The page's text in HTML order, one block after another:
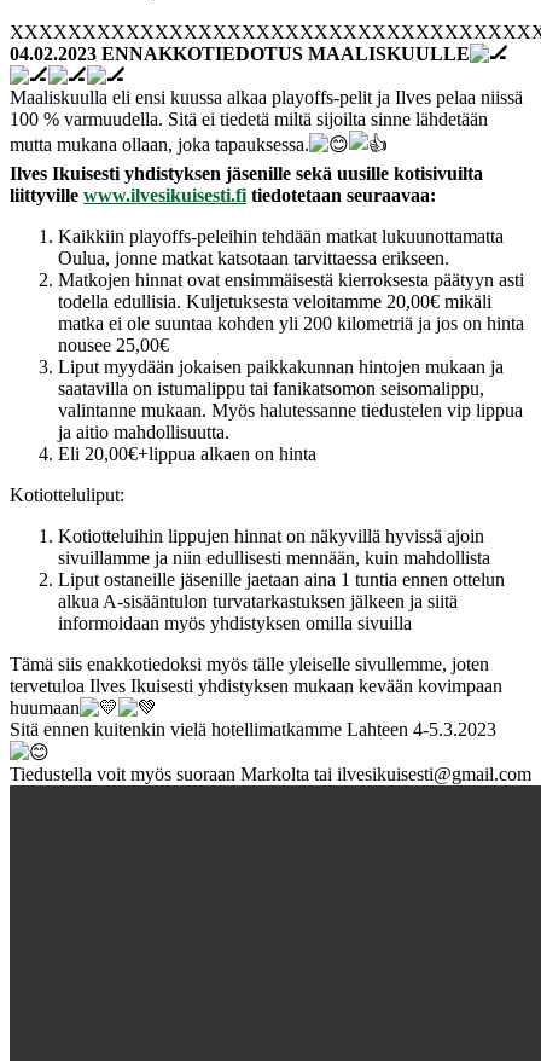
04.02.2023 ENNAKKOTIEDOTUS MAALISKUULLE
Maaliskuulla eli ensi kuussa alkaa playoffs-pelit ja Ilves pelaa niissä
100 % varmuudella. Sitä ei tiedetä miltä sijoilta sinne lähdetään
mutta mukana ollaan, joka tapauksessa.
Ilves Ikuisesti yhdistyksen jäsenille sekä uusille kotisivuilta
liittyville www.ilvesikuisesti.fi tiedotetaan seuraavaa:
Kaikkiin playoffs-peleihin tehdään matkat lukuunottamatta
Oulua, jonne matkat katsotaan tarvittaessa erikseen.
Matkojen hinnat ovat ensimmäisestä kierroksesta päätyyn asti
todella edullisia. Kuljetuksesta veloitamme 20,00€ mikäli
matka ei ole suuntaa kohden yli 200 kilometriä ja jos on hinta
nousee 25,00€
Liput myydään jokaisen paikkakunnan hintojen mukaan ja
saatavilla on istumalippu tai fanikatsomon seisomalippu,
valintanne mukaan. Myös halutessanne tiedustelen vip lippua
ja aitio mahdollisuutta.
Eli 20,00€+lippua alkaen on hinta
Kotiotteluliput:
Kotiotteluihin lippujen hinnat on näkyvillä hyvissä ajoin
sivuillamme ja niin edullisesti mennään, kuin mahdollista
Liput ostaneille jäsenille jaetaan aina 1 tuntia ennen ottelun
alkua A-sisääntulon turvatarkastuksen jälkeen ja siitä
informoidaan myös yhdistyksen omilla sivuilla
Tämä siis enakkotiedoksi myös tälle yleiselle sivullemme, joten
tervetuloa Ilves Ikuisesti yhdistyksen mukaan kevään kovimpaan
huumaan
Sitä ennen kuitenkin vielä hotellimatkamme Lahteen 4-5.3.2023
Tiedustella voit myös suoraan Markolta tai ilvesikuisesti@gmail.com